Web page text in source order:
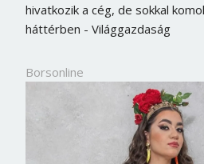
hivatkozik a cég, de sokkal
háttérben - Világgazdaság
Borsonline